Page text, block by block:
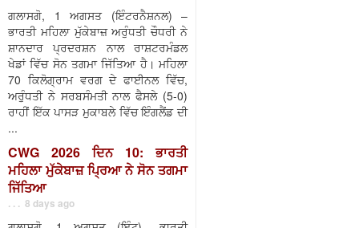
ਗਲਾਸਗੋ, 1 ਅਗਸਤ (ਇੰਟਰਨੈਸ਼ਨਲ) –
ਭਾਰਤੀ ਮਹਿਲਾ ਮੁੱਕੇਬਾਜ਼ ਅਰੁੰਧਤੀ ਚੌਧਰੀ ਨੇ
ਸ਼ਾਨਦਾਰ ਪ੍ਰਦਰਸ਼ਨ ਨਾਲ ਰਾਸ਼ਟਰਮੰਡਲ
ਖੇਡਾਂ ਵਿੱਚ ਸੋਨ ਤਗਮਾ ਜਿੱਤਿਆ ਹੈ। ਮਹਿਲਾ
70 ਕਿਲੋਗ੍ਰਾਮ ਵਰਗ ਦੇ ਫਾਈਨਲ ਵਿੱਚ,
ਅਰੁੰਧਤੀ ਨੇ ਸਰਬਸੰਮਤੀ ਨਾਲ ਫੈਸਲੇ (5-0)
ਰਾਹੀਂ ਇੱਕ ਪਾਸੜ ਮੁਕਾਬਲੇ ਵਿੱਚ ਇੰਗਲੈਂਡ ਦੀ
...
CWG 2026 ਦਿਨ 10: ਭਾਰਤੀ
ਮਹਿਲਾ ਮੁੱਕੇਬਾਜ਼ ਪ੍ਰਿਆ ਨੇ ਸੋਨ ਤਗਮਾ
ਜਿੱਤਿਆ
. . . 8 days ago